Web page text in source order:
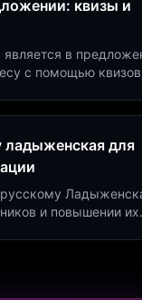
квизы и
в
с помощью
ладыженская для
русскому
и повышении их